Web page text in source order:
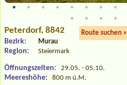
Peterdorf, 8842 Route suchen »
Bezirk: Murau
Region: Steiermark
Öffnungszeiten: 29.05. - 05.10.
Meereshöhe: 800 m ü.M.